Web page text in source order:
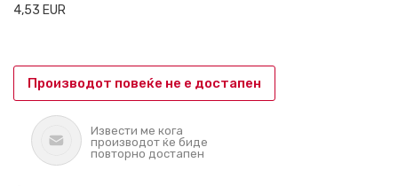
4,53 EUR
Производот повеќе не е достапен
Извести ме кога
производот ќе биде
повторно достапен